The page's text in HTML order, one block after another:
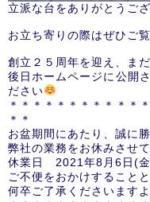
立派な台をありがとうござ
お立ち寄りの際はぜひご
創立２５周年を迎え、ま
後日ホームページに公開
ださい
＊＊＊＊＊＊＊＊＊＊＊
＊＊
お盆期間にあたり、誠に
弊社の業務をお休みさせ
休業日 2021年8月6日(
ご不便をおかけすること
何卒ご了承くださいます